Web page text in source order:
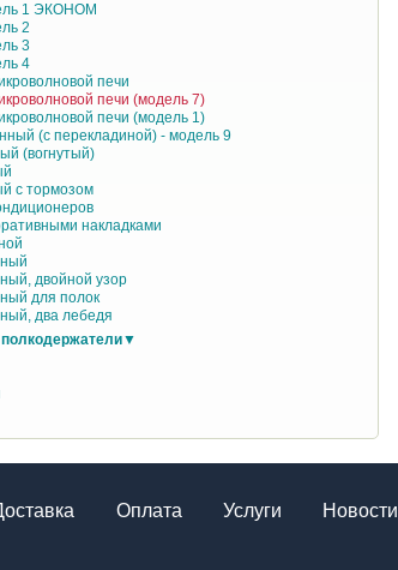
1 ЭКОНОМ
2
3
4
печи
печи (модель 7)
печи (модель 1)
(с перекладиной) - модель 9
(вогнутый)
с тормозом
накладками
двойной узор
для полок
два лебедя
полкодержатели▼
Оплата Услуги Новости